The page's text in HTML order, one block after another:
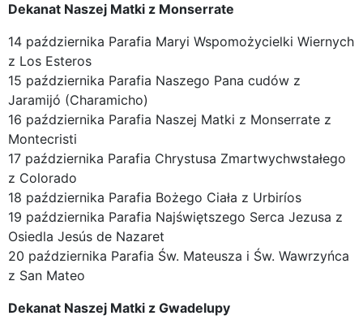
Dekanat Naszej Matki z Monserrate
14 października Parafia Maryi Wspomożycielki Wiernych
z Los Esteros
15 października Parafia Naszego Pana cudów z
Jaramijó (Charamicho)
16 października Parafia Naszej Matki z Monserrate z
Montecristi
17 października Parafia Chrystusa Zmartwychwstałego
z Colorado
18 października Parafia Bożego Ciała z Urbiríos
19 października Parafia Najświętszego Serca Jezusa z
Osiedla Jesús de Nazaret
20 października Parafia Św. Mateusza i Św. Wawrzyńca
z San Mateo
Dekanat Naszej Matki z Gwadelupy